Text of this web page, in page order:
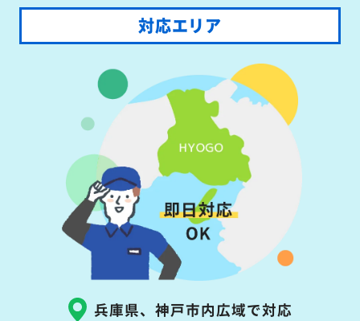
対応エリア
兵庫県、神戸市内広域で対応